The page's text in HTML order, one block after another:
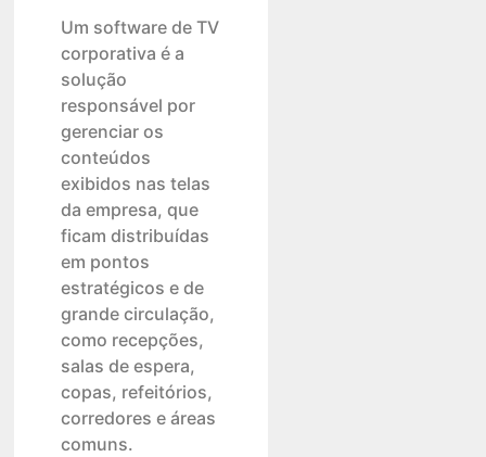
Um software de TV
corporativa é a
solução
responsável por
gerenciar os
conteúdos
exibidos nas telas
da empresa, que
ficam distribuídas
em pontos
estratégicos e de
grande circulação,
como recepções,
salas de espera,
copas, refeitórios,
corredores e áreas
comuns.